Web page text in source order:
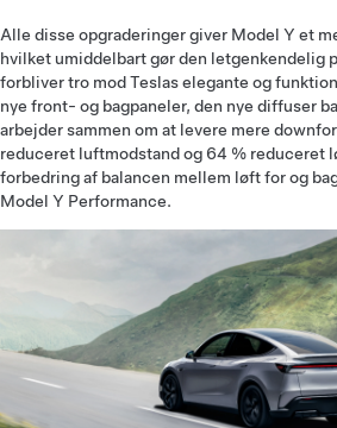
Alle disse opgraderinger giver Model Y et
hvilket umiddelbart gør den letgenkendelig
forbliver tro mod Teslas elegante og
nye front- og bagpaneler, den nye diffuser
arbejder sammen om at levere mere
reduceret luftmodstand og 64 % reduceret
forbedring af balancen mellem løft for og
Model Y Performance.